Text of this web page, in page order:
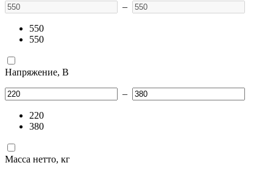
–
550
550
Напряжение, В
–
220
380
Масса нетто, кг